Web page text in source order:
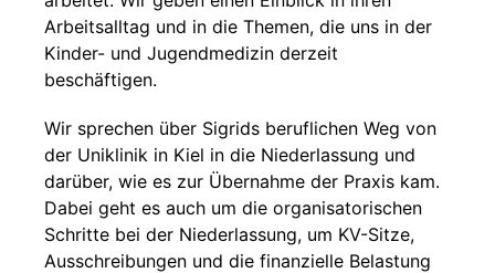
Arbeitsalltag und in die Themen, die uns in der
Kinder- und Jugendmedizin derzeit
beschäftigen.
Wir sprechen über Sigrids beruflichen Weg von
der Uniklinik in Kiel in die Niederlassung und
darüber, wie es zur Übernahme der Praxis kam.
Dabei geht es auch um die organisatorischen
Schritte bei der Niederlassung, um KV-Sitze,
Ausschreibungen und die finanzielle Belastung